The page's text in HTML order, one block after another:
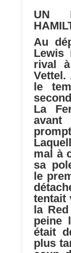
UN
Au
Lewis
rival
Vettel.
le
La
mal à
sa
le
tentait
la
peine
était
plus